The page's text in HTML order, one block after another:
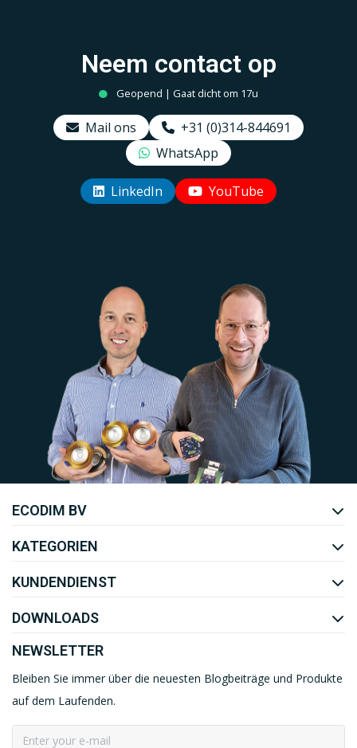
Neem contact op
Geopend | Gaat dicht om 17u
Mail ons
+31 (0)314-844691
WhatsApp
LinkedIn YouTube
Uw EcoDim team
ECODIM BV
KATEGORIEN
KUNDENDIENST
DOWNLOADS
NEWSLETTER
Bleiben Sie immer über die neuesten Blogbeiträge und Produkte
auf dem Laufenden.